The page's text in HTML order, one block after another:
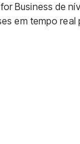
Business de
em tempo